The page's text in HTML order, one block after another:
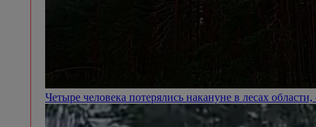
Четыре человека потерялись накануне в лесах